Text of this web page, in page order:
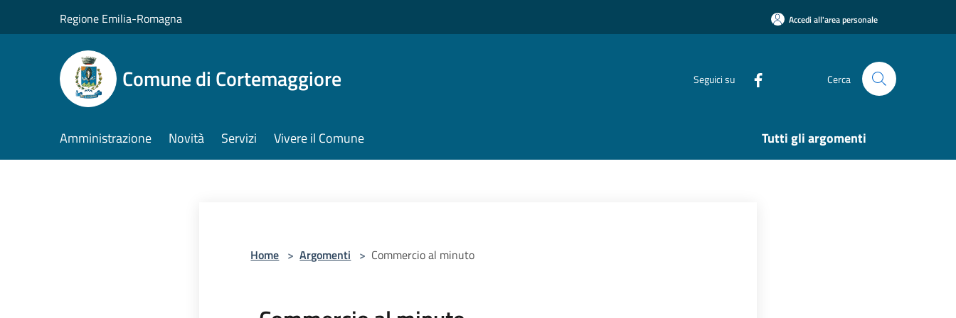
Regione Emilia-Romagna Accedi all'area personale
Comune di Cortemaggiore Seguici su Cerca
Amministrazione Novità Servizi Vivere il Comune Tutti gli argomenti
Home > Argomenti > Commercio al minuto